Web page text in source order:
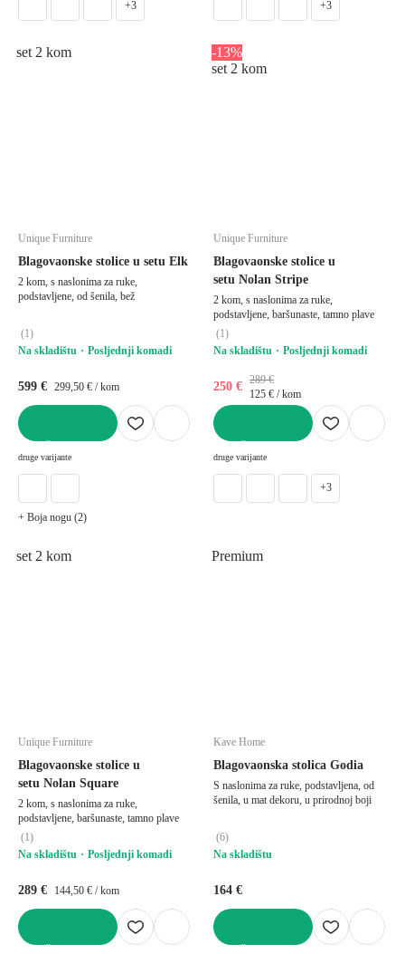
+3 +3
set 2 kom
Unique Furniture
Blagovaonske stolice u setu Elk
2 kom, s naslonima za ruke,
podstavljene, od šenila, bež
(1)
Na skladištu
Posljednji komadi
599 € 299,50 € / kom
druge varijante
+ Boja nogu (2)
-13%
set 2 kom
Unique Furniture
Blagovaonske stolice u
setu Nolan Stripe
2 kom, s naslonima za ruke,
podstavljene, baršunaste, tamno plave
(1)
Na skladištu
Posljednji komadi
250 € 289 €
125 € / kom
druge varijante
+3
set 2 kom
Unique Furniture
Blagovaonske stolice u
setu Nolan Square
2 kom, s naslonima za ruke,
podstavljene, baršunaste, tamno plave
(1)
Na skladištu
Posljednji komadi
289 € 144,50 € / kom
Premium
Kave Home
Blagovaonska stolica Godia
S naslonima za ruke, podstavljena, od
šenila, u mat dekoru, u prirodnoj boji
(6)
Na skladištu
164 €